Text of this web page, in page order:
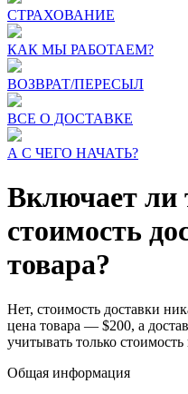
СТРАХОВАНИЕ
КАК МЫ РАБОТАЕМ?
ВОЗВРАТ/ПЕРЕСЫЛ
ВСЕ О ДОСТАВКЕ
А С ЧЕГО НАЧАТЬ?
Включает ли
стоимость
товара?
Нет, стоимость доставки
цена товара — $200, а
учитывать только
Общая информация